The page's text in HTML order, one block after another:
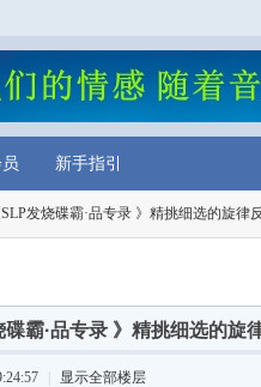
新手指引
SLP发烧碟霸·品专录 》精挑细选的旋律
碟霸·品专录 》精挑细选的
显示全部楼层